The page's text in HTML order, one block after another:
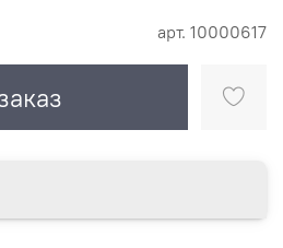
арт. 10000617